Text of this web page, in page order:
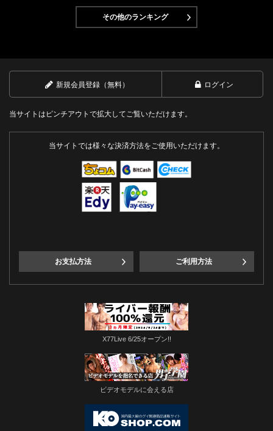
その他のランキング
新規会員登録（無料） ログイン
当サイトはピンチアウトで拡大してご覧いただけます。
当サイトでは様々な決済方法をご使用いただけます。
お支払方法 ご利用方法
X77Live 6/25オープン!!
ビデオモデルに会える店